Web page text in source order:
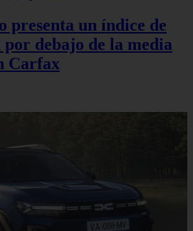
presenta un índice de
debajo de la media
Carfax